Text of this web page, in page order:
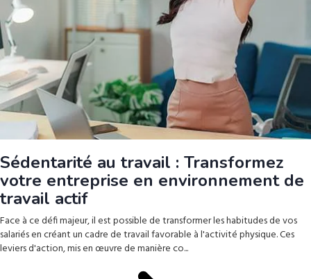
Sédentarité au travail : Transformez
votre entreprise en environnement de
travail actif
Face à ce défi majeur, il est possible de transformer les habitudes de vos
salariés en créant un cadre de travail favorable à l'activité physique. Ces
leviers d'action, mis en œuvre de manière co...